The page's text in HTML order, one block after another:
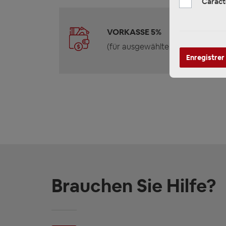
VORKASSE 5%
(für ausgewählte Produkte)
Brauchen Sie Hilfe?
Enregistrer